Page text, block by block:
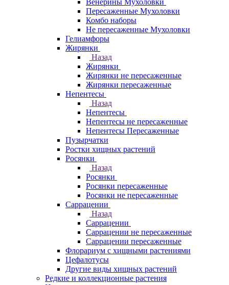
Венерины Мухоловки
Пересаженные Мухоловки
Комбо наборы
Не пересаженные Мухоловки
Гелиамфоры
Жирянки
Назад
Жирянки
Жирянки не пересаженные
Жирянки пересаженные
Непентесы
Назад
Непентесы
Непентесы не пересаженные
Непентесы Пересаженные
Пузырчатки
Ростки хищных растений
Росянки
Назад
Росянки
Росянки пересаженные
Росянки не пересаженные
Саррацении
Назад
Саррацении
Саррацении не пересаженные
Саррацении пересаженные
Флорариум с хищными растениями
Цефалотусы
Другие виды хищных растений
Редкие и коллекционные растения